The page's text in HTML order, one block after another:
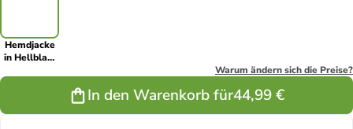
Hemdjacke
in Hellblau/
Warum ändern sich die Preise?
In den Warenkorb für44,99 €